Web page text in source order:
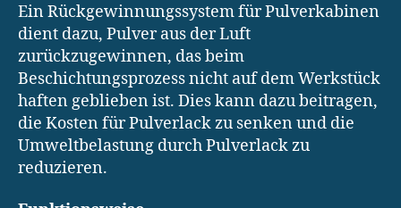
Ein Rückgewinnungssystem für Pulverkabinen
dient dazu, Pulver aus der Luft
zurückzugewinnen, das beim
Beschichtungsprozess nicht auf dem Werkstück
haften geblieben ist. Dies kann dazu beitragen,
die Kosten für Pulverlack zu senken und die
Umweltbelastung durch Pulverlack zu
reduzieren.